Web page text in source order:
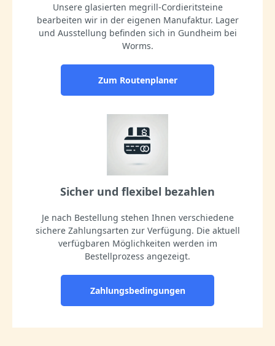
Unsere glasierten megrill-Cordieritsteine
bearbeiten wir in der eigenen Manufaktur. Lager
und Ausstellung befinden sich in Gundheim bei
Worms.
Zum Routenplaner
Sicher und flexibel bezahlen
Je nach Bestellung stehen Ihnen verschiedene
sichere Zahlungsarten zur Verfügung. Die aktuell
verfügbaren Möglichkeiten werden im
Bestellprozess angezeigt.
Zahlungsbedingungen